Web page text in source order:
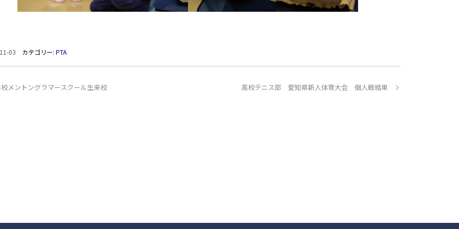
03 カテゴリー: PTA
メントングラマースクール生来校 高校テニス部 愛知県新人体育大会 個人戦結果